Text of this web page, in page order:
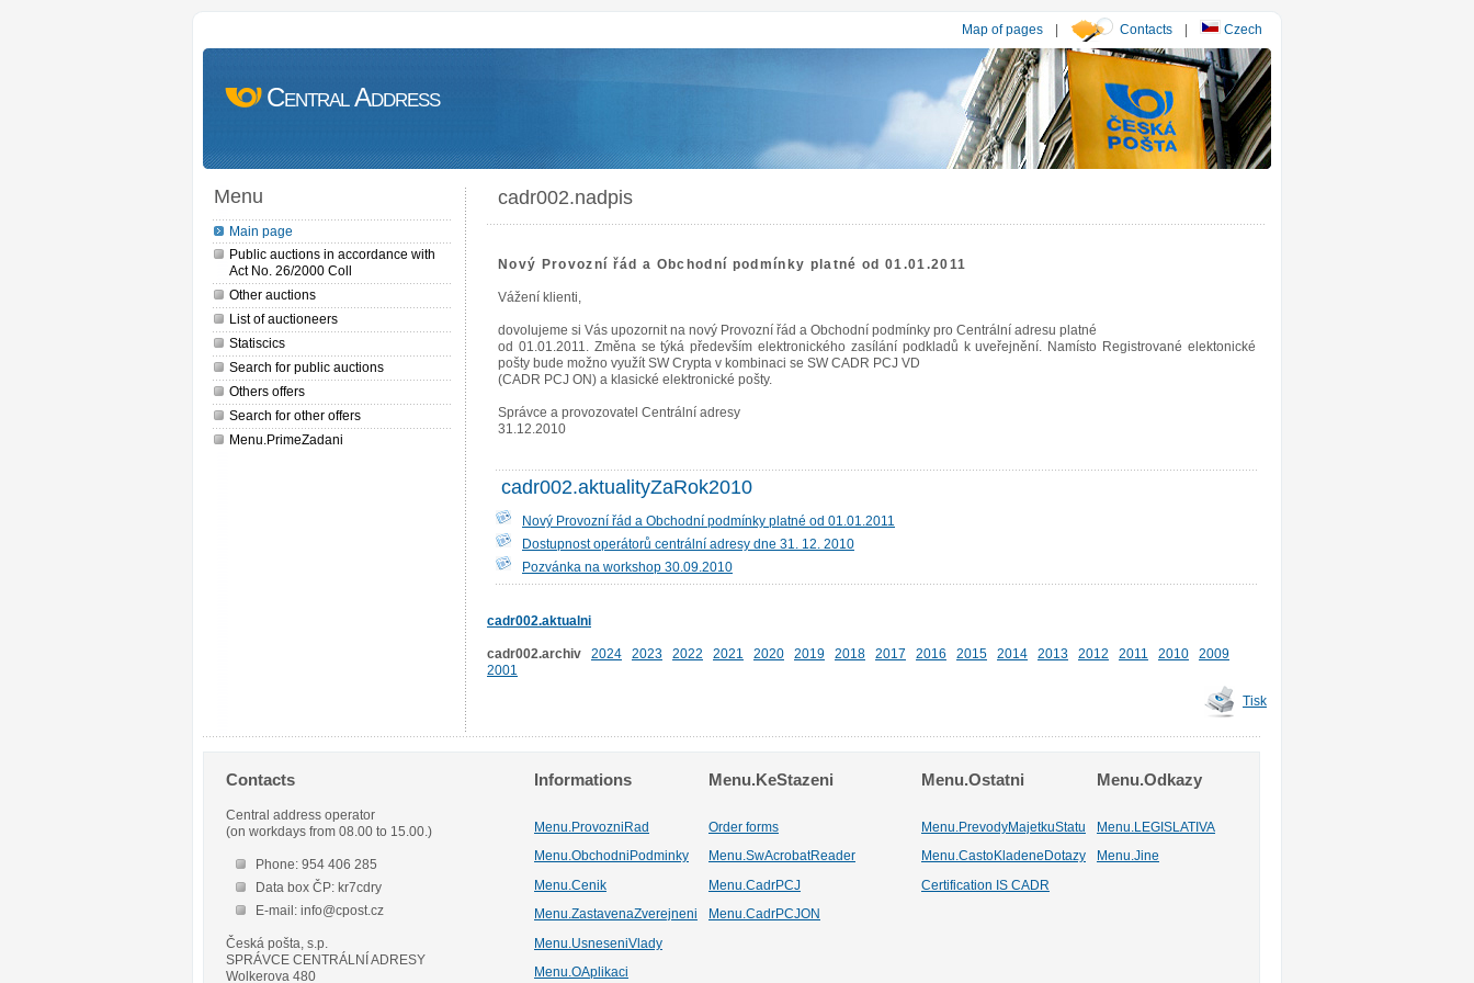
Map of pages | Contacts | Czech
Central Address
Menu
Main page
Public auctions in accordance with
Act No. 26/2000 Coll
Other auctions
List of auctioneers
Statiscics
Search for public auctions
Others offers
Search for other offers
Menu.PrimeZadani
cadr002.nadpis
Nový Provozní řád a Obchodní podmínky platné od 01.01.2011
Vážení klienti,
dovolujeme si Vás upozornit na nový Provozní řád a Obchodní podmínky pro Centrální adresu platné
od 01.01.2011. Změna se týká především elektronického zasílání podkladů k uveřejnění. Namísto Registrované elektonické
pošty bude možno využít SW Crypta v kombinaci se SW CADR PCJ VD
(CADR PCJ ON) a klasické elektronické pošty.
Správce a provozovatel Centrální adresy
31.12.2010
cadr002.aktualityZaRok2010
Nový Provozní řád a Obchodní podmínky platné od 01.01.2011
Dostupnost operátorů centrální adresy dne 31. 12. 2010
Pozvánka na workshop 30.09.2010
cadr002.aktualni
cadr002.archiv 2024 2023 2022 2021 2020 2019 2018 2017 2016 2015 2014 2013 2012 2011 2010
2009
2001
Tisk
Contacts
Central address operator
(on workdays from 08.00 to 15.00.)
Phone: 954 406 285
Data box ČP: kr7cdry
E-mail: info@cpost.cz
Česká pošta, s.p.
SPRÁVCE CENTRÁLNÍ ADRESY
Wolkerova 480
Informations Menu.KeStazeni Menu.Ostatni Menu.Odkazy
Menu.ProvozniRad Order forms Menu.PrevodyMajetkuStatu
Menu.LEGISLATIVA
Menu.ObchodniPodminky
Menu.SwAcrobatReader Menu.CastoKladeneDotazy Menu.Jine
Menu.Cenik Menu.CadrPCJ
Certification IS CADR
Menu.ZastavenaZverejneni
Menu.CadrPCJON
Menu.UsneseniVlady
Menu.OAplikaci